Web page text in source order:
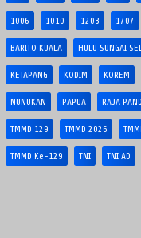
1006 1010 1203 1707
BARITO KUALA HULU SUNGAI
KETAPANG KODIM KOREM
NUNUKAN PAPUA RAJA
TMMD 129 TMMD 2026
TMMD Ke-129 TNI TNI AD